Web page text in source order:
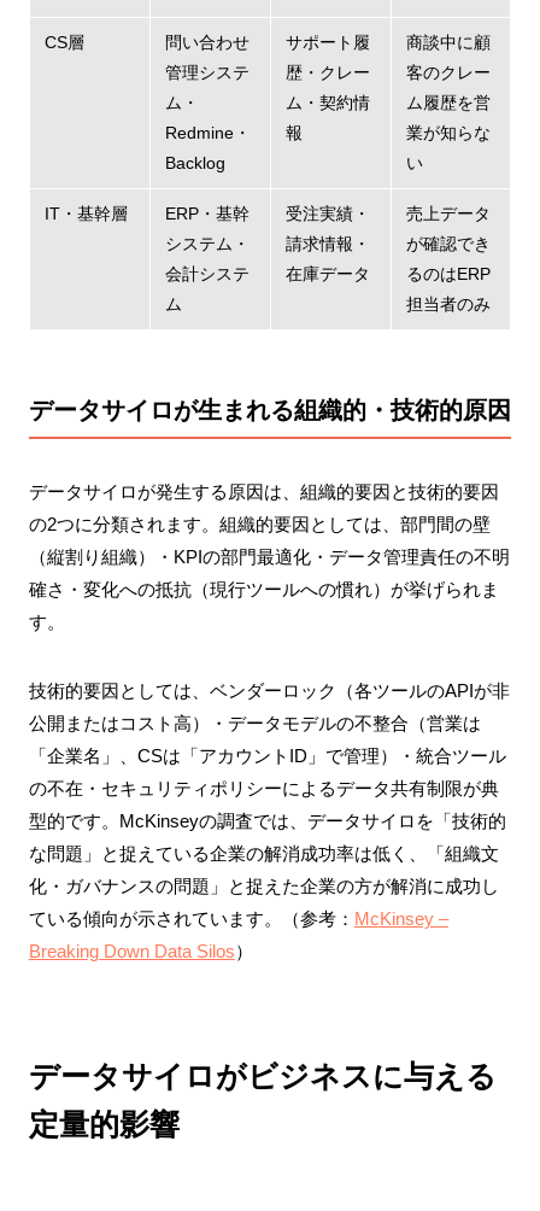
CS層
問い合わせ
管理システ
ム・
Redmine・
Backlog
サポート履
歴・クレー
ム・契約情
報
商談中に顧
客のクレー
ム履歴を営
業が知らな
い
IT・基幹層
ERP・基幹
システム・
会計システ
ム
受注実績・
請求情報・
在庫データ
売上データ
が確認でき
るのはERP
担当者のみ
データサイロが生まれる組織的・技術的原因
データサイロが発生する原因は、組織的要因と技術的要因
の2つに分類されます。組織的要因としては、部門間の壁
（縦割り組織）・KPIの部門最適化・データ管理責任の不明
確さ・変化への抵抗（現行ツールへの慣れ）が挙げられま
す。
技術的要因としては、ベンダーロック（各ツールのAPIが非
公開またはコスト高）・データモデルの不整合（営業は
「企業名」、CSは「アカウントID」で管理）・統合ツール
の不在・セキュリティポリシーによるデータ共有制限が典
型的です。McKinseyの調査では、データサイロを「技術的
な問題」と捉えている企業の解消成功率は低く、「組織文
化・ガバナンスの問題」と捉えた企業の方が解消に成功し
ている傾向が示されています。（参考： McKinsey –
Breaking Down Data Silos）
データサイロがビジネスに与える
定量的影響